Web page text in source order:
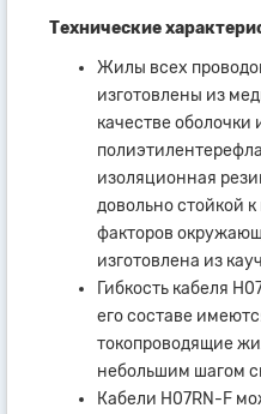
Технические
Жилы всех
изготовлены из
качестве оболочки
изоляционная
довольно стойкой
факторов
изготовлена из
Гибкость кабеля
его составе
токопроводящие
небольшим шагом
Кабели H07RN-F